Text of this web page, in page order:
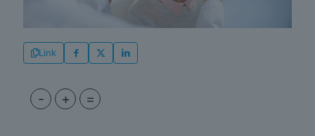
Link
- + =